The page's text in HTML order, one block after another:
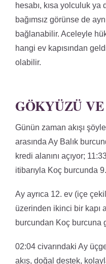
hesabı, kısa yolculuk
bağımsız görünse de
bağlanabilir. Aceleyle
hangi ev kapısından
olabilir.
GÖKYÜZÜ
Günün zaman akışı
arasında Ay Balık
kredi alanını açıyor;
itibarıyla Koç burcunda 9.
Ay ayrıca 12. ev (içe
üzerinden ikinci bir kapı
burcundan Koç burcuna
02:04 civarındaki Ay
akış, doğal destek,